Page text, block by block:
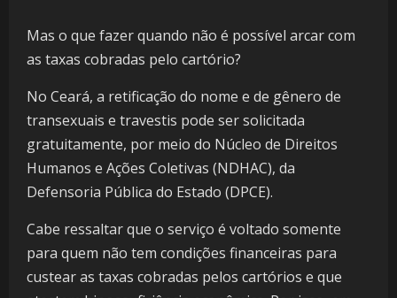
Mas o que fazer quando não é possível arcar com
as taxas cobradas pelo cartório?
No Ceará, a retificação do nome e de gênero de
transexuais e travestis pode ser solicitada
gratuitamente, por meio do Núcleo de Direitos
Humanos e Ações Coletivas (NDHAC), da
Defensoria Pública do Estado (DPCE).
Cabe ressaltar que o serviço é voltado somente
para quem não tem condições financeiras para
custear as taxas cobradas pelos cartórios e que